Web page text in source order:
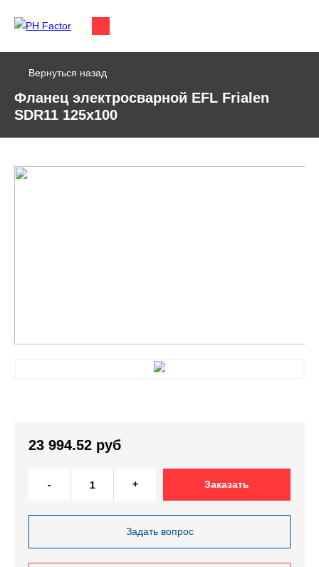
Вернуться назад
Фланец электросварной EFL Frialen
SDR11 125х100
23 994.52 руб
- + Заказать
Задать вопрос